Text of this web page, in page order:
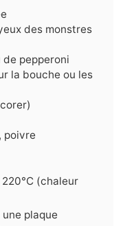
des monstres
pepperoni
la bouche ou les
poivre
(chaleur
plaque